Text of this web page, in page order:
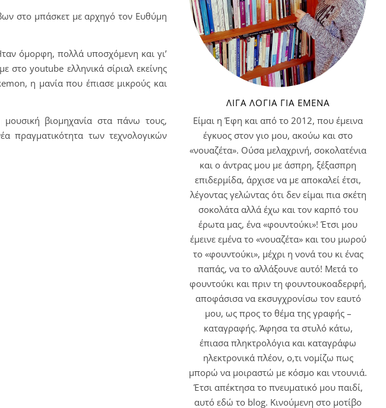
στο μπάσκετ με αρχηγό τον Ευθύμη
όμορφη, πολλά υποσχόμενη και γι’
στο youtube ελληνικά σίριαλ εκείνης
η μανία που έπιασε μικρούς και
βιομηχανία στα πάνω τους,
πραγματικότητα των τεχνολογικών
ΛΊΓΑ ΛΌΓΙΑ ΓΙΑ ΕΜΈΝΑ
Είμαι η Έφη και από το 2012, που έμεινα
έγκυος στον γιο μου, ακούω και στο
«νουαζέτα». Ούσα μελαχρινή, σοκολατένια
και ο άντρας μου με άσπρη, ξέξασπρη
επιδερμίδα, άρχισε να με αποκαλεί έτσι,
λέγοντας γελώντας ότι δεν είμαι πια σκέτη
σοκολάτα αλλά έχω και τον καρπό του
έρωτα μας, ένα «φουντούκι»! Έτσι μου
έμεινε εμένα το «νουαζέτα» και του μωρού
το «φουντούκι», μέχρι η νονά του κι ένας
παπάς, να το αλλάξουνε αυτό! Μετά το
φουντούκι και πριν τη φουντουκοαδερφή,
αποφάσισα να εκσυγχρονίσω τον εαυτό
μου, ως προς το θέμα της γραφής –
καταγραφής. Άφησα τα στυλό κάτω,
έπιασα πληκτρολόγια και καταγράφω
ηλεκτρονικά πλέον, ο,τι νομίζω πως
μπορώ να μοιραστώ με κόσμο και ντουνιά.
Έτσι απέκτησα το πνευματικό μου παιδί,
αυτό εδώ το blog. Κινούμενη στο μοτίβο